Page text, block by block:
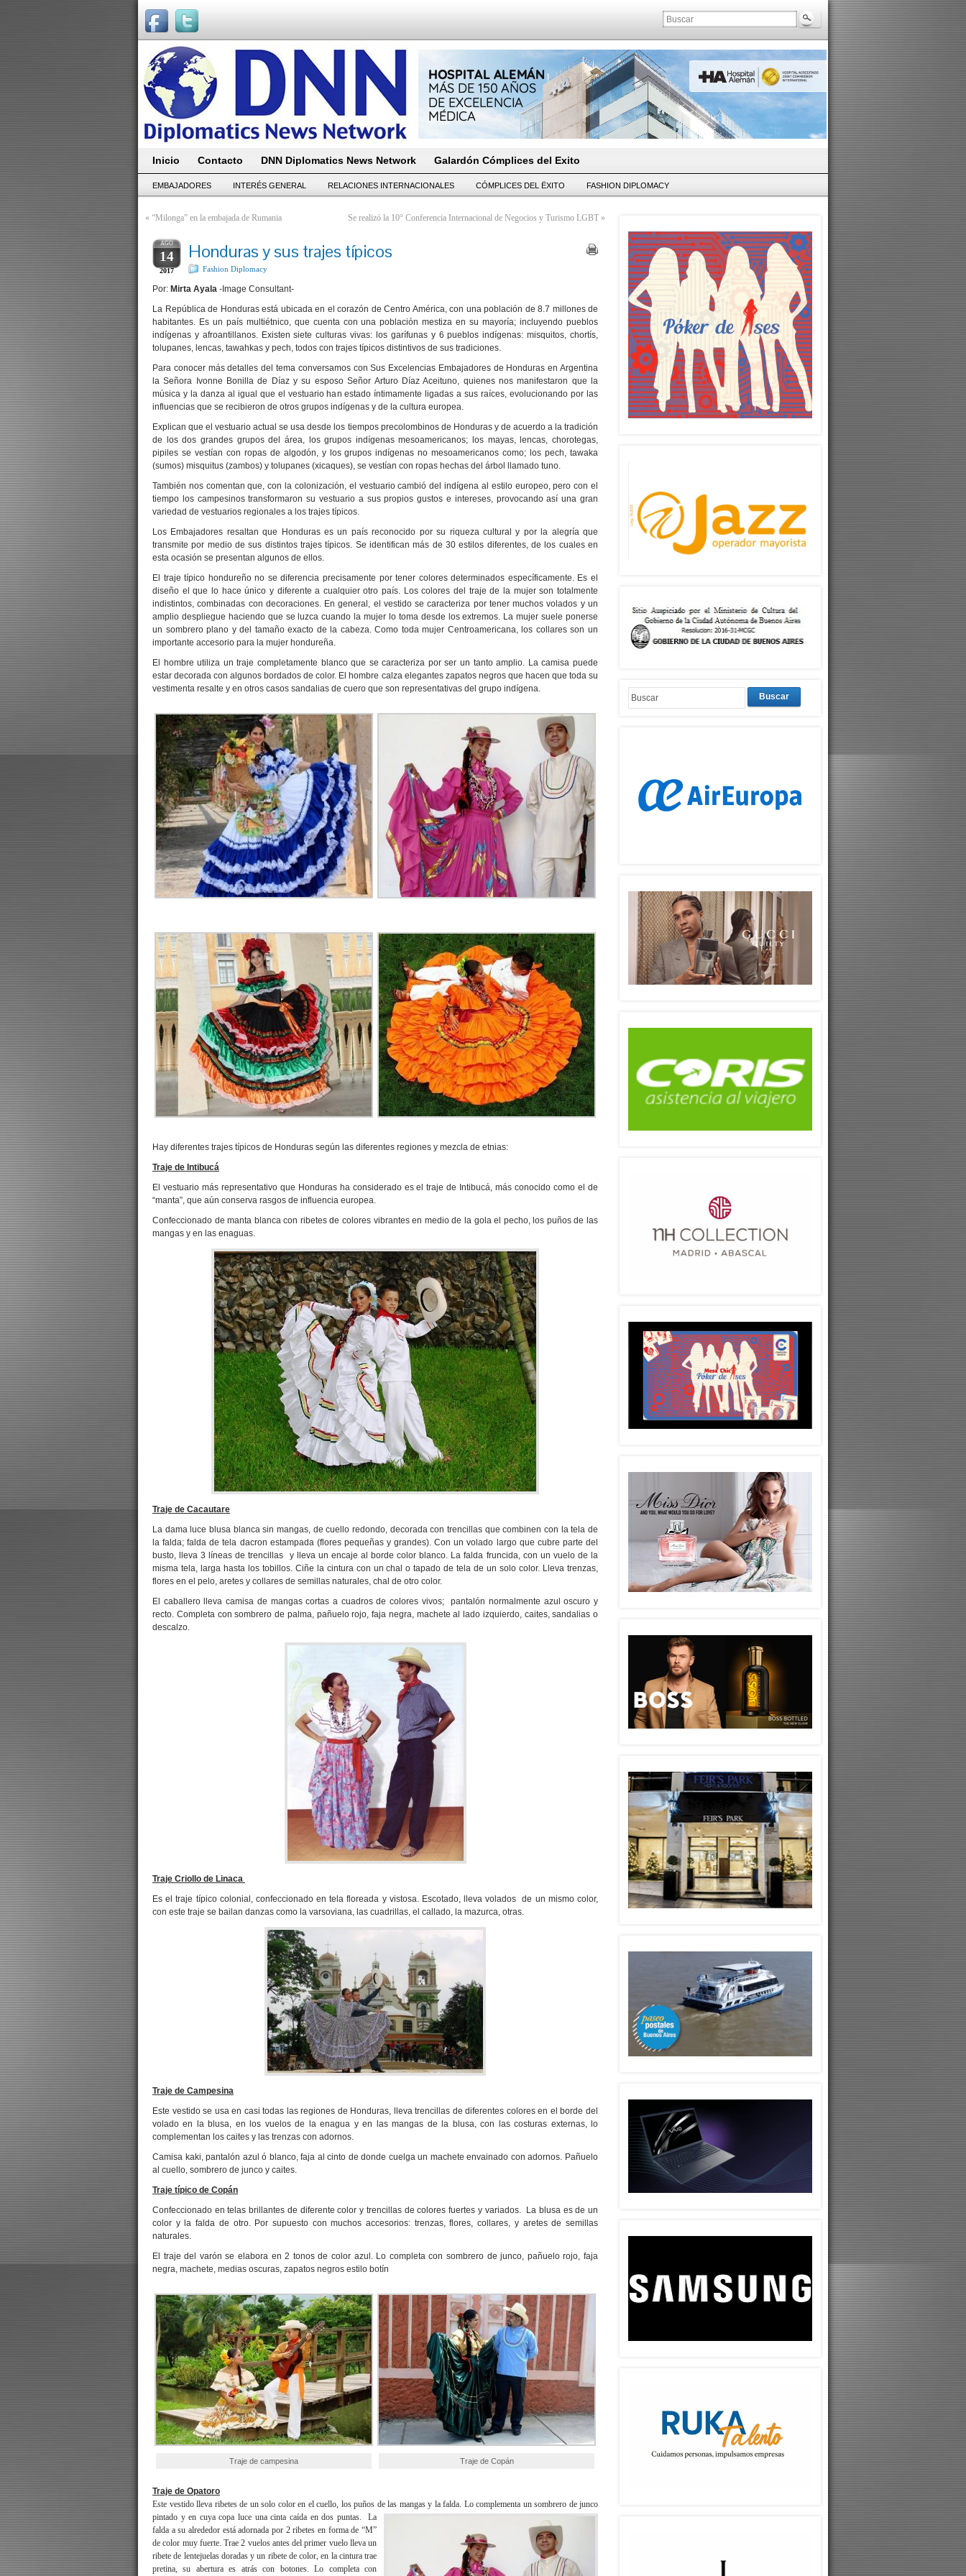
Inicio Contacto DNN Diplomatics News Network Galardón Cómplices del Exito
EMBAJADORES INTERÉS GENERAL RELACIONES INTERNACIONALES CÓMPLICES DEL ËXITO FASHION DIPLOMACY
« “Milonga” en la embajada de Rumania Se realizó la 10° Conferencia Internacional de Negocios y Turismo LGBT »
AGO
14
2017
Honduras y sus trajes típicos
Fashion Diplomacy
Por: Mirta Ayala -Image Consultant-
La República de Honduras está ubicada en el corazón de Centro América, con una población de 8.7 millones de
habitantes. Es un país multiétnico, que cuenta con una población mestiza en su mayoría; incluyendo pueblos
indígenas y afroantillanos. Existen siete culturas vivas: los garífunas y 6 pueblos indígenas: misquitos, chortís,
tolupanes, lencas, tawahkas y pech, todos con trajes típicos distintivos de sus tradiciones.
Para conocer más detalles del tema conversamos con Sus Excelencias Embajadores de Honduras en Argentina
la Señora Ivonne Bonilla de Díaz y su esposo Señor Arturo Díaz Aceituno, quienes nos manifestaron que la
música y la danza al igual que el vestuario han estado íntimamente ligadas a sus raíces, evolucionando por las
influencias que se recibieron de otros grupos indígenas y de la cultura europea.
Explican que el vestuario actual se usa desde los tiempos precolombinos de Honduras y de acuerdo a la tradición
de los dos grandes grupos del área, los grupos indígenas mesoamericanos; los mayas, lencas, chorotegas,
pipiles se vestían con ropas de algodón, y los grupos indígenas no mesoamericanos como; los pech, tawaka
(sumos) misquitus (zambos) y tolupanes (xicaques), se vestían con ropas hechas del árbol llamado tuno.
También nos comentan que, con la colonización, el vestuario cambió del indígena al estilo europeo, pero con el
tiempo los campesinos transformaron su vestuario a sus propios gustos e intereses, provocando así una gran
variedad de vestuarios regionales a los trajes típicos.
Los Embajadores resaltan que Honduras es un país reconocido por su riqueza cultural y por la alegría que
transmite por medio de sus distintos trajes típicos. Se identifican más de 30 estilos diferentes, de los cuales en
esta ocasión se presentan algunos de ellos.
El traje típico hondureño no se diferencia precisamente por tener colores determinados específicamente. Es el
diseño el que lo hace único y diferente a cualquier otro país. Los colores del traje de la mujer son totalmente
indistintos, combinadas con decoraciones. En general, el vestido se caracteriza por tener muchos volados y un
amplio despliegue haciendo que se luzca cuando la mujer lo toma desde los extremos. La mujer suele ponerse
un sombrero plano y del tamaño exacto de la cabeza. Como toda mujer Centroamericana, los collares son un
importante accesorio para la mujer hondureña.
El hombre utiliza un traje completamente blanco que se caracteriza por ser un tanto amplio. La camisa puede
estar decorada con algunos bordados de color. El hombre calza elegantes zapatos negros que hacen que toda su
vestimenta resalte y en otros casos sandalias de cuero que son representativas del grupo indígena.
Hay diferentes trajes típicos de Honduras según las diferentes regiones y mezcla de etnias:
Traje de Intibucá
El vestuario más representativo que Honduras ha considerado es el traje de Intibucá, más conocido como el de
“manta”, que aún conserva rasgos de influencia europea.
Confeccionado de manta blanca con ribetes de colores vibrantes en medio de la gola el pecho, los puños de las
mangas y en las enaguas.
Traje de Cacautare
La dama luce blusa blanca sin mangas, de cuello redondo, decorada con trencillas que combinen con la tela de
la falda; falda de tela dacron estampada (flores pequeñas y grandes). Con un volado largo que cubre parte del
busto, lleva 3 líneas de trencillas y lleva un encaje al borde color blanco. La falda fruncida, con un vuelo de la
misma tela, larga hasta los tobillos. Ciñe la cintura con un chal o tapado de tela de un solo color. Lleva trenzas,
flores en el pelo, aretes y collares de semillas naturales, chal de otro color.
El caballero lleva camisa de mangas cortas a cuadros de colores vivos; pantalón normalmente azul oscuro y
recto. Completa con sombrero de palma, pañuelo rojo, faja negra, machete al lado izquierdo, caites, sandalias o
descalzo.
Traje Criollo de Linaca
Es el traje típico colonial, confeccionado en tela floreada y vistosa. Escotado, lleva volados de un mismo color,
con este traje se bailan danzas como la varsoviana, las cuadrillas, el callado, la mazurca, otras.
Traje de Campesina
Este vestido se usa en casi todas las regiones de Honduras, lleva trencillas de diferentes colores en el borde del
volado en la blusa, en los vuelos de la enagua y en las mangas de la blusa, con las costuras externas, lo
complementan los caites y las trenzas con adornos.
Camisa kaki, pantalón azul ó blanco, faja al cinto de donde cuelga un machete envainado con adornos. Pañuelo
al cuello, sombrero de junco y caites.
Traje típico de Copán
Confeccionado en telas brillantes de diferente color y trencillas de colores fuertes y variados. La blusa es de un
color y la falda de otro. Por supuesto con muchos accesorios: trenzas, flores, collares, y aretes de semillas
naturales.
El traje del varón se elabora en 2 tonos de color azul. Lo completa con sombrero de junco, pañuelo rojo, faja
negra, machete, medias oscuras, zapatos negros estilo botín
Traje de campesina Traje de Copán
Traje de Opatoro
Este vestido lleva ribetes de un solo color en el cuello, los puños de las mangas y la falda. Lo complementa un sombrero de junco
pintado y en cuya copa luce una cinta caída en dos puntas. La
falda a su alrededor está adornada por 2 ribetes en forma de “M”
de color muy fuerte. Trae 2 vuelos antes del primer vuelo lleva un
ribete de lentejuelas doradas y un ribete de color, en la cintura trae
pretina, su abertura es atrás con botones. Lo completa con
Buscar